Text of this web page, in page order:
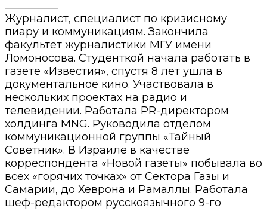
Журналист, специалист по кризисному
пиару и коммуникациям. Закончила
факультет журналистики МГУ имени
Ломоносова. Студенткой начала работать в
газете «Известия», спустя 8 лет ушла в
документальное кино. Участвовала в
нескольких проектах на радио и
телевидении. Работала PR-директором
холдинга MNG. Руководила отделом
коммуникационной группы «Тайный
Советник». В Израиле в качестве
корреспондента «Новой газеты» побывала во
всех «горячих точках» от Сектора Газы и
Самарии, до Хеврона и Рамаллы. Работала
шеф-редактором русскоязычного 9-го